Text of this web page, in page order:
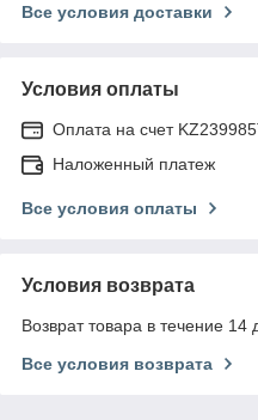
Все условия доставки
Условия оплаты
Оплата на счет
Наложенный платеж
Все условия оплаты
Условия возврата
Возврат товара в течение 14
Все условия возврата